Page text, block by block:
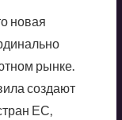
новая
рынке.
создают
ЕС,